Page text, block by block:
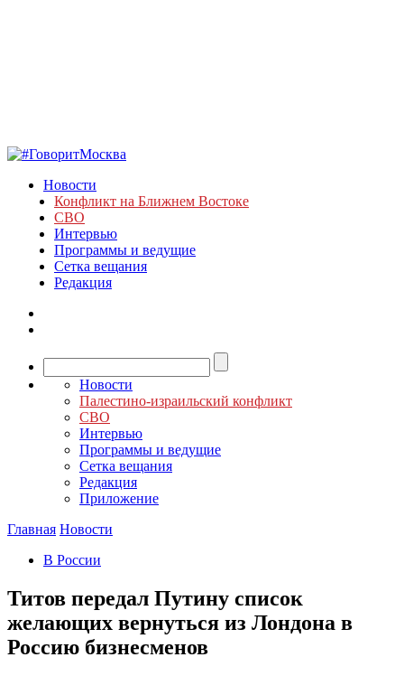
Новости
Конфликт на Ближнем Востоке
СВО
Интервью
Программы и ведущие
Сетка вещания
Редакция
Новости
Палестино-израильский конфликт
СВО
Интервью
Программы и ведущие
Сетка вещания
Редакция
Приложение
Главная Новости
В России
Титов передал Путину список
желающих вернуться из Лондона в
Россию бизнесменов